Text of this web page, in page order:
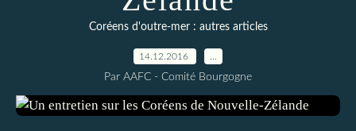
Coréens d'outre-mer : autres articles
14.12.2016
Par AAFC - Comité Bourgogne